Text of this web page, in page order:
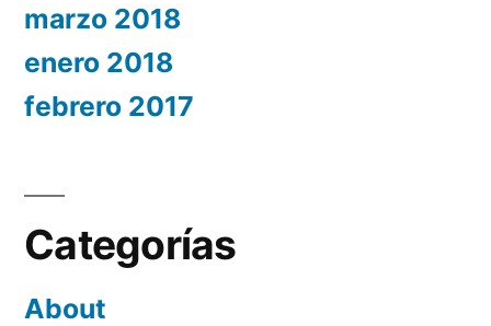
marzo 2018
enero 2018
febrero 2017
Categorías
About